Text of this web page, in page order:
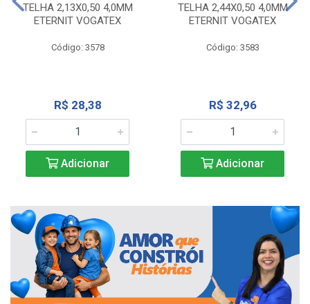
TELHA 2,13X0,50 4,0MM
ETERNIT VOGATEX
Código: 3578
R$ 28,38
Adicionar
TELHA 2,44X0,50 4,0MM
ETERNIT VOGATEX
Código: 3583
R$ 32,96
Adicionar